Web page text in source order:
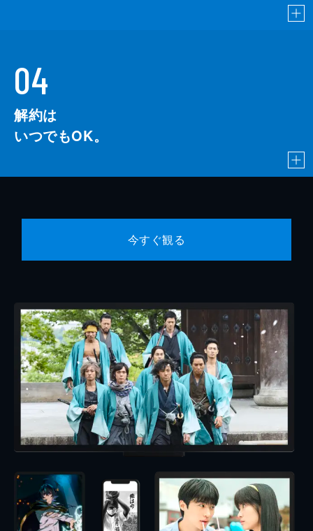
04
解約は
いつでもOK。
今すぐ観る